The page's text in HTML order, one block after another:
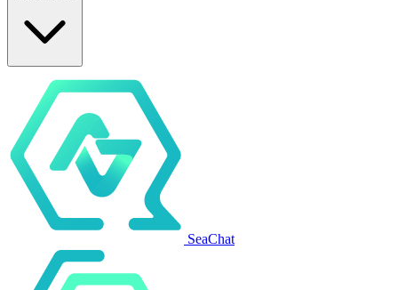
SeaChat